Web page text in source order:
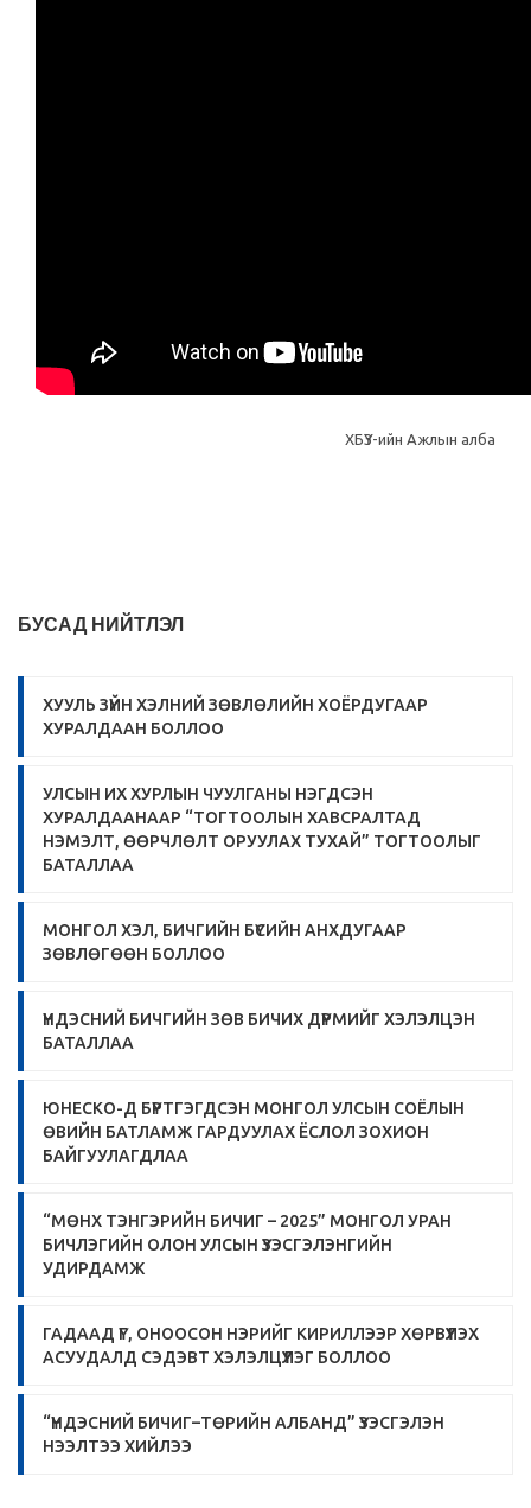
ХБҮЗ-ийн Ажлын алба
БУСАД НИЙТЛЭЛ
ХУУЛЬ ЗҮЙН ХЭЛНИЙ ЗӨВЛӨЛИЙН ХОЁРДУГААР
ХУРАЛДААН БОЛЛОО
УЛСЫН ИХ ХУРЛЫН ЧУУЛГАНЫ НЭГДСЭН
ХУРАЛДААНААР “ТОГТООЛЫН ХАВСРАЛТАД
НЭМЭЛТ, ӨӨРЧЛӨЛТ ОРУУЛАХ ТУХАЙ” ТОГТООЛЫГ
БАТАЛЛАА
МОНГОЛ ХЭЛ, БИЧГИЙН БҮСИЙН АНХДУГААР
ЗӨВЛӨГӨӨН БОЛЛОО
ҮНДЭСНИЙ БИЧГИЙН ЗӨВ БИЧИХ ДҮРМИЙГ ХЭЛЭЛЦЭН
БАТАЛЛАА
ЮНЕСКО-Д БҮРТГЭГДСЭН МОНГОЛ УЛСЫН СОЁЛЫН
ӨВИЙН БАТЛАМЖ ГАРДУУЛАХ ЁСЛОЛ ЗОХИОН
БАЙГУУЛАГДЛАА
“МӨНХ ТЭНГЭРИЙН БИЧИГ – 2025” МОНГОЛ УРАН
БИЧЛЭГИЙН ОЛОН УЛСЫН ҮЗЭСГЭЛЭНГИЙН
УДИРДАМЖ
ГАДААД ҮГ, ОНООСОН НЭРИЙГ КИРИЛЛЭЭР ХӨРВҮҮЛЭХ
АСУУДАЛД СЭДЭВТ ХЭЛЭЛЦҮҮЛЭГ БОЛЛОО
“ҮНДЭСНИЙ БИЧИГ–ТӨРИЙН АЛБАНД” ҮЗЭСГЭЛЭН
НЭЭЛТЭЭ ХИЙЛЭЭ